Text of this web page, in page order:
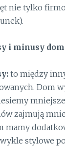
nie tylko
i minusy
to między
Dom
zajmują
mamy
stylowe